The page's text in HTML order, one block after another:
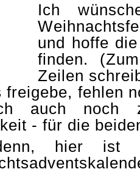
Ich
und hoffe
finden.
Zeilen
freigebe, fehlen
auch noch
- für die
hier ist